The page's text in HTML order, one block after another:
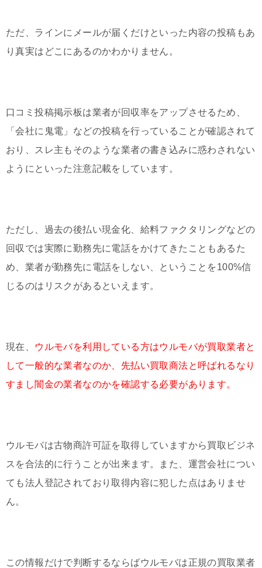
ただ、ラインにメールが届くだけといった内容の投稿もあ
り真実はどこにあるのかわかりません。
口コミ投稿掲示板は業者が回収率をアップさせるため、
「会社に鬼電」などの投稿を行っていることが確認されて
おり、スレ主もそのような業者の書き込みに惑わされない
ようにといった注意記載をしています。
ただし、過去の後払い現金化、給料ファクタリングなどの
回収では実際に勤務先に電話をかけてきたこともあるた
め、業者が勤務先に電話をしない、ということを100%信
じるのはリスクがあるといえます。
現在、
ウルモバを利用している方はウルモバが買取業者と
して一般的な業者なのか、先払い買取商法と呼ばれるなり
すまし闇金の業者なのかを確認する必要があります。
ウルモバは古物商許可証を取得していますから買取ビジネ
スを合法的に行うことが出来ます。また、運営会社につい
ても法人登記されており取得内容に犯した点はありませ
ん。
この情報だけで判断するならばウルモバは正規の買取業者